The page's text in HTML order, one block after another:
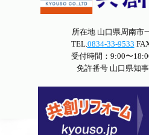
所在地 山口県周南市
TEL.0834-33-9533
受付時間：9:00〜
免許番号 山口県知